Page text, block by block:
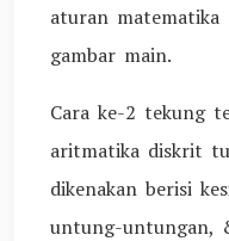
aturan
gambar main.
Cara ke-2 tekung
aritmatika diskrit
dikenakan berisi
untung-untungan,